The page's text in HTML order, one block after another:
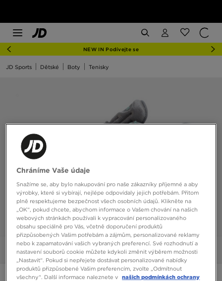
NEW IN Podívejte se
JD Sports Dětské Boty Tenisky
Obrázky 360°
ONLY AT JD
Chráníme Vaše údaje
Snažíme se, aby bylo nakupování pro naše zákazníky příjemné a aby
výrobky, které si vybírají, nejlépe odpovídaly jejich potřebám. Přitom
plně respektujeme bezpečnost všech osobních údajů. Klikněte na
„OK“, pokud chcete, abychom informace o Vašem chování na našich
webových stránkách používali k vypracování personalizovaného
obsahu speciálně pro Vás, včetně doporučení produktů
přizpůsobených Vašim potřebám a zájmům, personalizované reklamy
nebo k zapamatování vašich vybraných preferencí. Své rozhodnutí a
nastavení souborů cookie můžete kdykoli změnit výběrem možnosti
„Nastavit“. Pokud si nepřejete dostávat personalizované nabídky
produktů přizpůsobené Vašim preferencím, zvolte „Odmítnout
všechny“. Další informace naleznete v našich podmínkách ochrany